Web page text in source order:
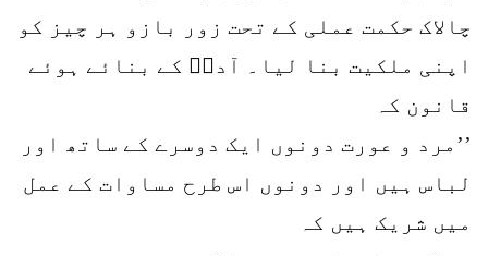
چالاک حکمت عملی کے تحت زور بازو ہر چیز کو
اپنی ملکیت بنا لیا۔ آدمؑ کے بنائے ہوئے
قانون کہ
’’مرد و عورت دونوں ایک دوسرے کے ساتھ اور
لباس ہیں اور دونوں اس طرح مساوات کے عمل
میں شریک ہیں کہ